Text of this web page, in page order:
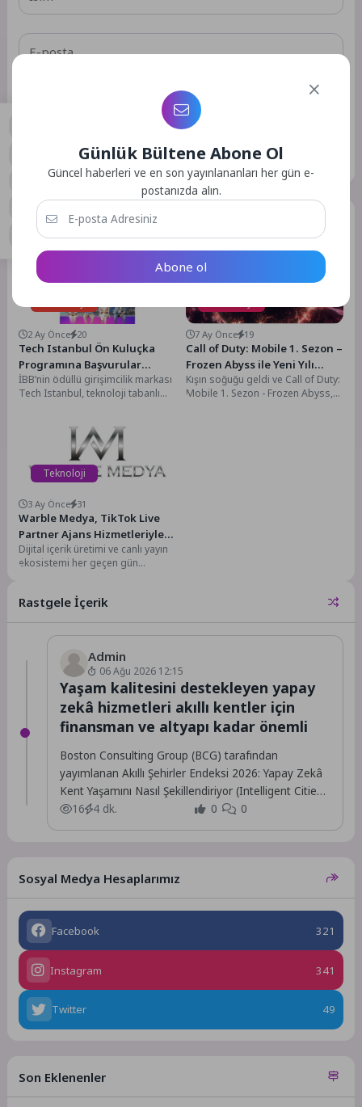
Daha sonraki yorumlarımda kullanılması için adım, e-posta
adresim ve site adresim bu tarayıcıya kaydedilsin.
GÖNDER
Benzer Yazılar
2 Ay Önce 20
Tech Istanbul Ön Kuluçka
Programına Başvurular
Başladı
İBB’nin ödüllü girişimcilik markası
Tech Istanbul, teknoloji tabanlı
7 Ay Önce 19
Call of Duty: Mobile 1. Sezon –
Frozen Abyss ile Yeni Yılı
Karşılayın
Kışın soğuğu geldi ve Call of Duty:
Mobile 1. Sezon - Frozen Abyss,
Teknoloji
3 Ay Önce 31
Warble Medya, TikTok Live
Partner Ajans Hizmetleriyle
Yayıncılara Profesyonel
Destek Sunuyor
Dijital içerik üretimi ve canlı yayın
ekosistemi her geçen gün
Rastgele İçerik
Admin
06 Ağu 2026 12:15
Yaşam kalitesini destekleyen yapay
zekâ hizmetleri akıllı kentler için
finansman ve altyapı kadar önemli
Boston Consulting Group (BCG) tarafından
yayımlanan Akıllı Şehirler Endeksi 2026: Yapay Zekâ
Kent Yaşamını Nasıl Şekillendiriyor (Intelligent Cities
Index 2026: How...
16 4 dk. 0 0
Sosyal Medya Hesaplarımız
Facebook 321
Instagram 341
Twitter 49
Son Eklenenler
Günlük Bültene Abone Ol
Güncel haberleri ve en son yayınlananları her gün e-
postanızda alın.
Abone ol